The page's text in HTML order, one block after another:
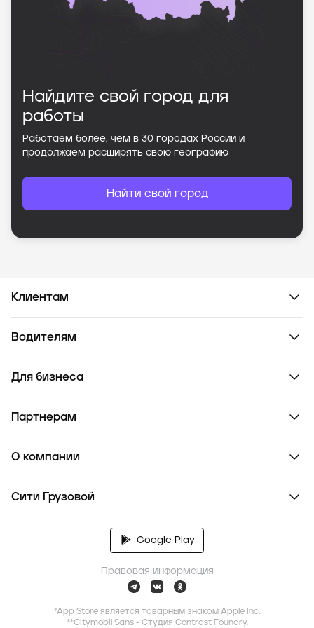
Найдите свой город для
работы
Работаем более, чем в 30 городах России и
продолжаем расширять свою географию
Найти свой город
Клиентам
Водителям
Для бизнеса
Партнерам
О компании
Сити Грузовой
Google Play
Правовая информация
*App Store является товарным знаком Apple Inc.
**Citymobil Sans - Студия Contrast Foundry,